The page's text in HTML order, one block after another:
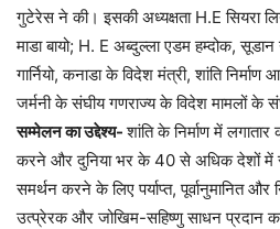
गुटेरेस ने की। इसकी अध्यक्षता H.E सियरा
माडा बायो; H. E अब्दुल्ला एडम हम्दोक,
गार्नियो, कनाडा के विदेश मंत्री, शांति
जर्मनी के संघीय गणराज्य के विदेश मामलों के
सम्मेलन का उद्देश्य-शांति के निर्माण में
करने और दुनिया भर के 40 से अधिक देशों में
समर्थन करने के लिए पर्याप्त, पूर्वानुमानित
उत्प्रेरक और जोखिम-सहिष्णु साधन प्रदान